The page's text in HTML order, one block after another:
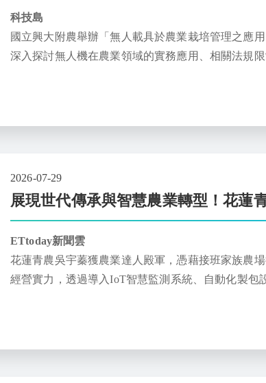
科技島
國立興大附農舉辦「無人載具於農業栽培管理之應
深入探討無人機在農業領域的實務應用、相關法規
2026-07-29
展現世代傳承與智慧農業轉型！花蓮
ETtoday新聞雲
花蓮青農吳宇蓁獲農業達人殿軍，憑藉接班家族農
經營實力，透過導入IoT智慧監測系統、自動化製包